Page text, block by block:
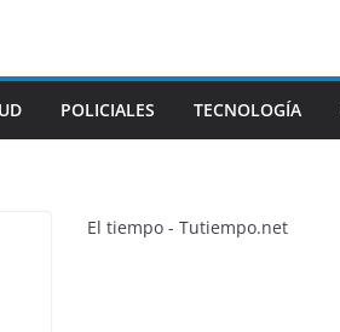
POLICIALES TECNOLOGÍA
El tiempo - Tutiempo.net